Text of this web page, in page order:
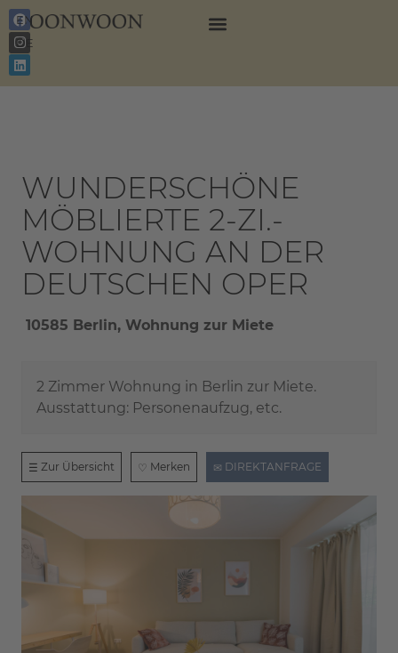
EN
DE
WUNDERSCHÖNE
MÖBLIERTE 2-ZI.-
WOHNUNG AN DER
DEUTSCHEN OPER
10585 Berlin, Wohnung zur Miete
2 Zimmer Wohnung in Berlin zur Miete.
Ausstattung: Personenaufzug, etc.
Zur Übersicht Merken DIREKTANFRAGE